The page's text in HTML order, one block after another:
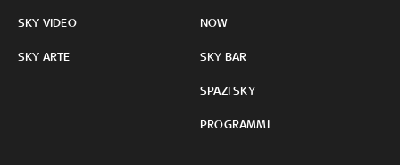
SKY VIDEO
SKY ARTE
NOW
SKY BAR
SPAZI SKY
PROGRAMMI